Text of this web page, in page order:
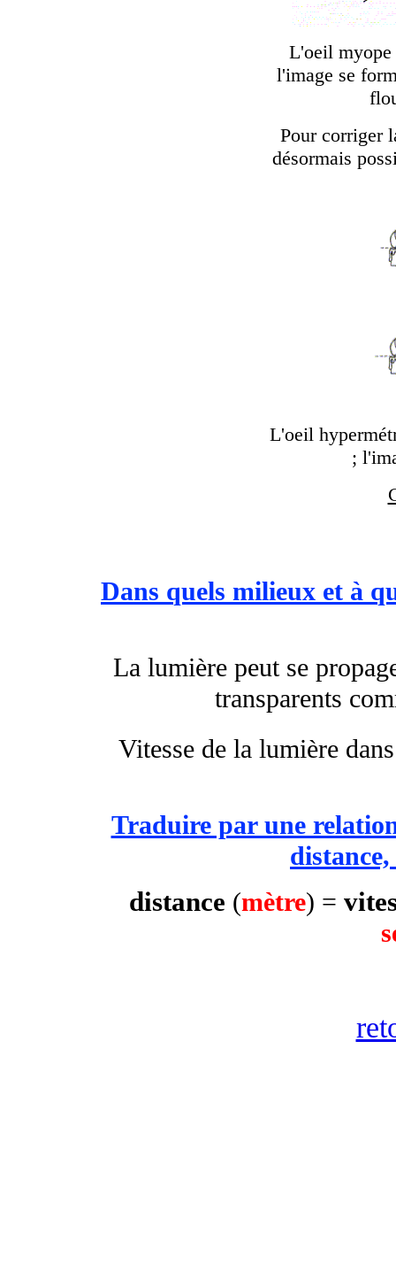
L'oeil
l'image se
Pour corriger
désormais
L'oeil
;
Dans quels milieux et à
La lumière peut se
transparents
Vitesse de la lumière
Traduire par une
distance (mètre) =